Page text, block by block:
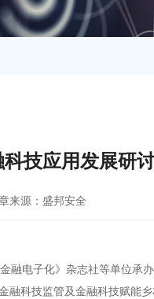
技应用发展研
来源：盛邦安全
融电子化》杂志社等单位承
融科技监管及金融科技赋能